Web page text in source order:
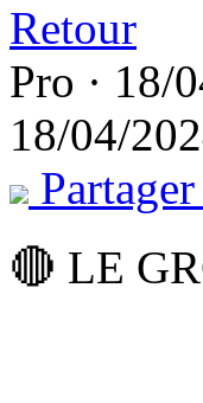
Retour
Pro · 18/
18/04/
Partager
🔴 LE